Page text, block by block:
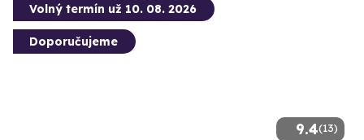
9.4(13)
Volný termín už 10. 08. 2026
Doporučujeme